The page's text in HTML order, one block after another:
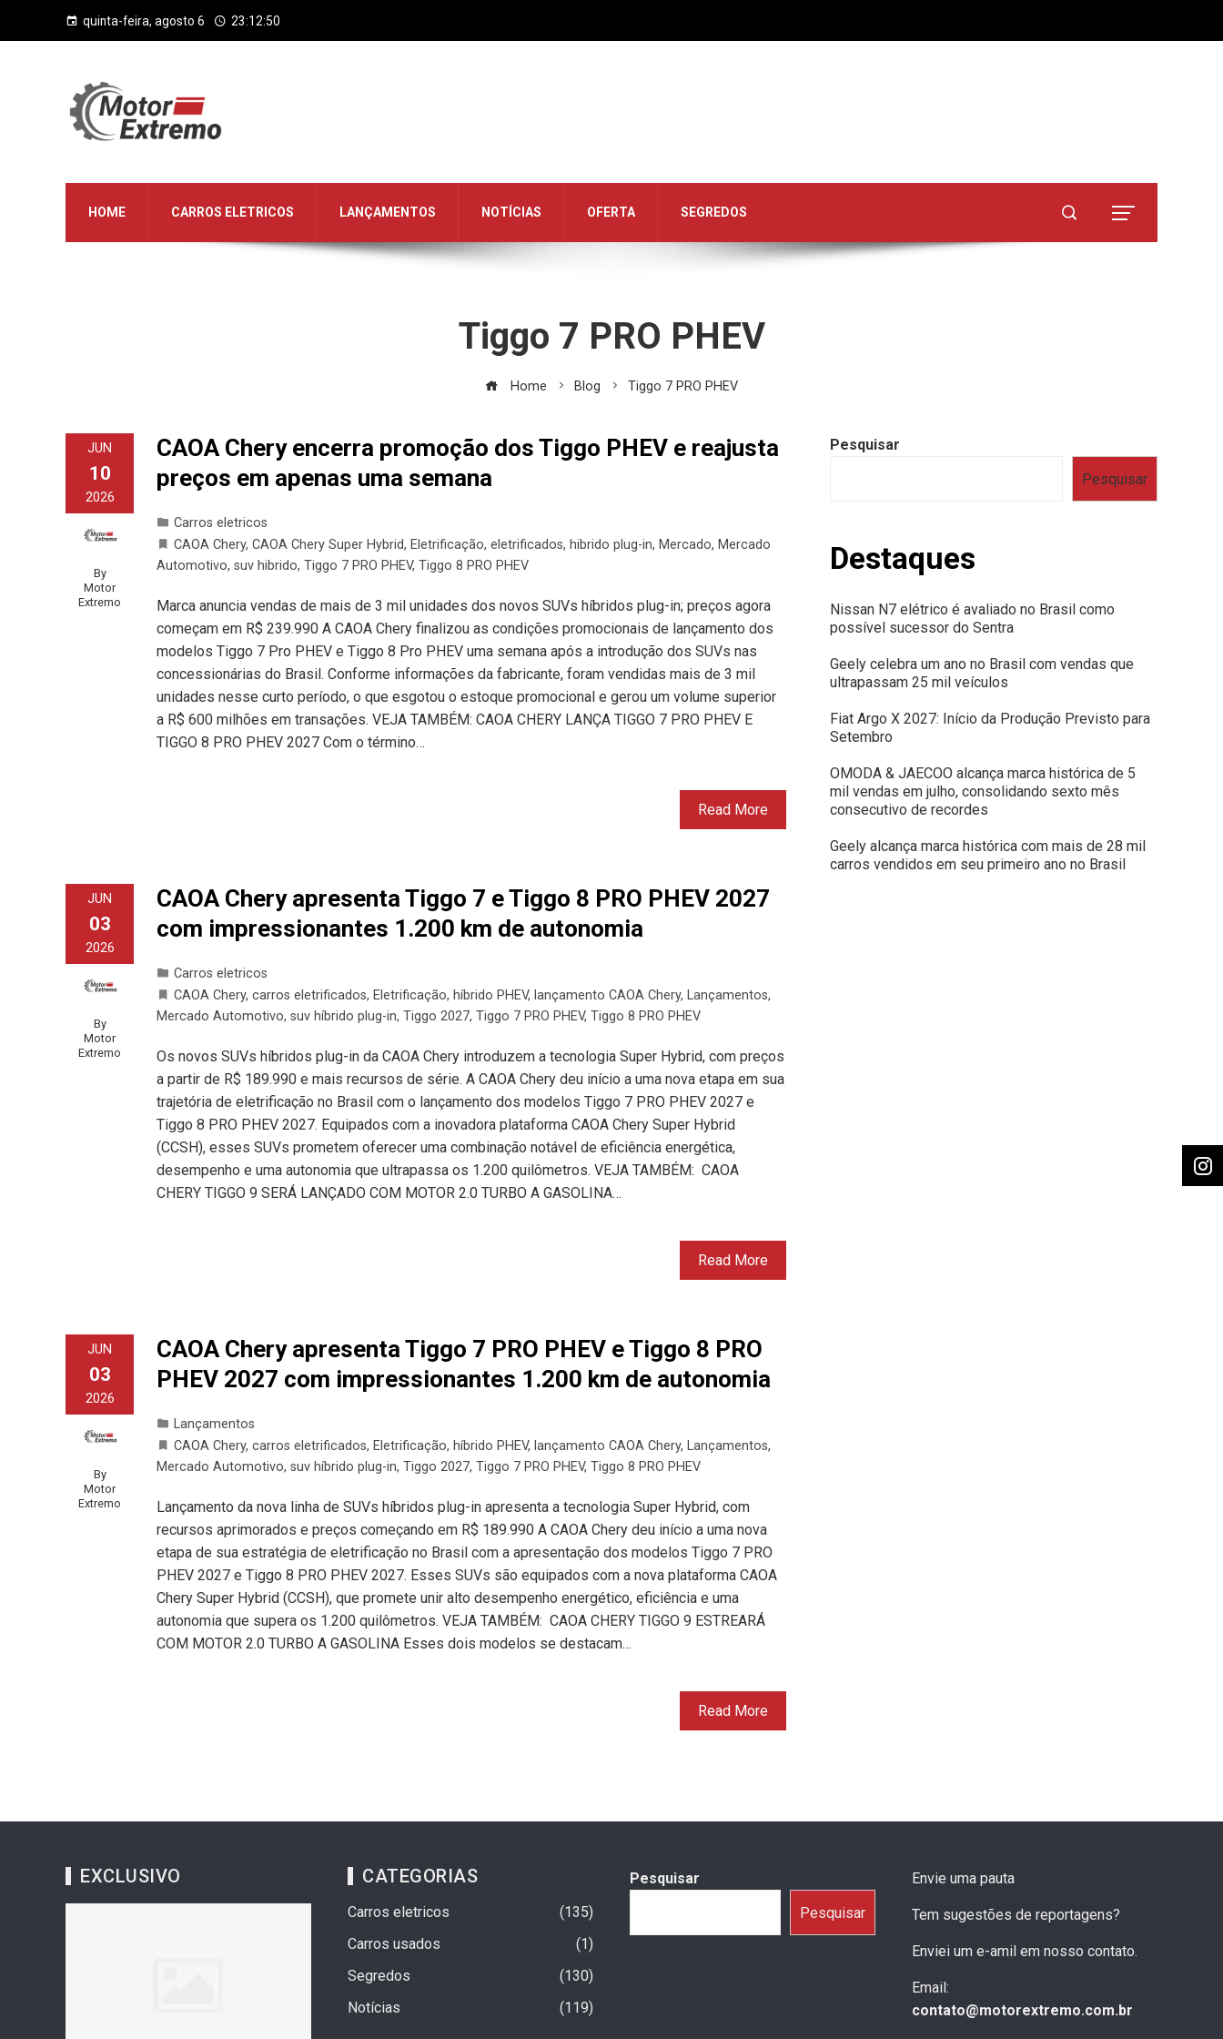
quinta-feira, agosto 6 23:12:50
HOME CARROS ELETRICOS LANÇAMENTOS NOTÍCIAS OFERTA SEGREDOS
Tiggo 7 PRO PHEV
Home Blog Tiggo 7 PRO PHEV
JUN
10
2026
By
Motor
Extremo
CAOA Chery encerra promoção dos Tiggo PHEV e reajusta
preços em apenas uma semana
Carros eletricos
CAOA Chery, CAOA Chery Super Hybrid, Eletrificação, eletrificados, hibrido plug-in, Mercado, Mercado
Automotivo, suv hibrido, Tiggo 7 PRO PHEV, Tiggo 8 PRO PHEV
Marca anuncia vendas de mais de 3 mil unidades dos novos SUVs híbridos plug-in; preços agora
começam em R$ 239.990 A CAOA Chery finalizou as condições promocionais de lançamento dos
modelos Tiggo 7 Pro PHEV e Tiggo 8 Pro PHEV uma semana após a introdução dos SUVs nas
concessionárias do Brasil. Conforme informações da fabricante, foram vendidas mais de 3 mil
unidades nesse curto período, o que esgotou o estoque promocional e gerou um volume superior
a R$ 600 milhões em transações. VEJA TAMBÉM: CAOA CHERY LANÇA TIGGO 7 PRO PHEV E
TIGGO 8 PRO PHEV 2027 Com o término…
Read More
JUN
03
2026
By
Motor
Extremo
CAOA Chery apresenta Tiggo 7 e Tiggo 8 PRO PHEV 2027
com impressionantes 1.200 km de autonomia
Carros eletricos
CAOA Chery, carros eletrificados, Eletrificação, híbrido PHEV, lançamento CAOA Chery, Lançamentos,
Mercado Automotivo, suv híbrido plug-in, Tiggo 2027, Tiggo 7 PRO PHEV, Tiggo 8 PRO PHEV
Os novos SUVs híbridos plug-in da CAOA Chery introduzem a tecnologia Super Hybrid, com preços
a partir de R$ 189.990 e mais recursos de série. A CAOA Chery deu início a uma nova etapa em sua
trajetória de eletrificação no Brasil com o lançamento dos modelos Tiggo 7 PRO PHEV 2027 e
Tiggo 8 PRO PHEV 2027. Equipados com a inovadora plataforma CAOA Chery Super Hybrid
(CCSH), esses SUVs prometem oferecer uma combinação notável de eficiência energética,
desempenho e uma autonomia que ultrapassa os 1.200 quilômetros. VEJA TAMBÉM: CAOA
CHERY TIGGO 9 SERÁ LANÇADO COM MOTOR 2.0 TURBO A GASOLINA…
Read More
JUN
03
2026
By
Motor
Extremo
CAOA Chery apresenta Tiggo 7 PRO PHEV e Tiggo 8 PRO
PHEV 2027 com impressionantes 1.200 km de autonomia
Lançamentos
CAOA Chery, carros eletrificados, Eletrificação, híbrido PHEV, lançamento CAOA Chery, Lançamentos,
Mercado Automotivo, suv híbrido plug-in, Tiggo 2027, Tiggo 7 PRO PHEV, Tiggo 8 PRO PHEV
Lançamento da nova linha de SUVs híbridos plug-in apresenta a tecnologia Super Hybrid, com
recursos aprimorados e preços começando em R$ 189.990 A CAOA Chery deu início a uma nova
etapa de sua estratégia de eletrificação no Brasil com a apresentação dos modelos Tiggo 7 PRO
PHEV 2027 e Tiggo 8 PRO PHEV 2027. Esses SUVs são equipados com a nova plataforma CAOA
Chery Super Hybrid (CCSH), que promete unir alto desempenho energético, eficiência e uma
autonomia que supera os 1.200 quilômetros. VEJA TAMBÉM: CAOA CHERY TIGGO 9 ESTREARÁ
COM MOTOR 2.0 TURBO A GASOLINA Esses dois modelos se destacam…
Read More
Pesquisar
Pesquisar
Destaques
Nissan N7 elétrico é avaliado no Brasil como
possível sucessor do Sentra
Geely celebra um ano no Brasil com vendas que
ultrapassam 25 mil veículos
Fiat Argo X 2027: Início da Produção Previsto para
Setembro
OMODA & JAECOO alcança marca histórica de 5
mil vendas em julho, consolidando sexto mês
consecutivo de recordes
Geely alcança marca histórica com mais de 28 mil
carros vendidos em seu primeiro ano no Brasil
EXCLUSIVO CATEGORIAS
Carros eletricos
135
Carros usados
1
Segredos
130
Notícias
119
Pesquisar
Pesquisar
Envie uma pauta
Tem sugestões de reportagens?
Enviei um e-amil em nosso contato.
Email:
contato@motorextremo.com.br